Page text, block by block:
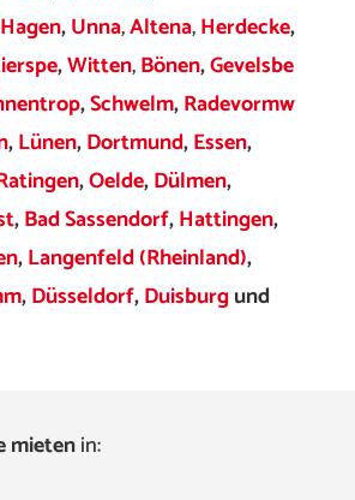
Hagen,Unna,Altena,Herdecke,
,Witten,Bönen,Gevelsbe
,Schwelm,Radevormw
,Lünen,Dortmund,Essen,
,Oelde,Dülmen,
,Bad Sassendorf,Hattingen,
,Langenfeld (Rheinland),
,Düsseldorf,Duisburgund
mietenin: